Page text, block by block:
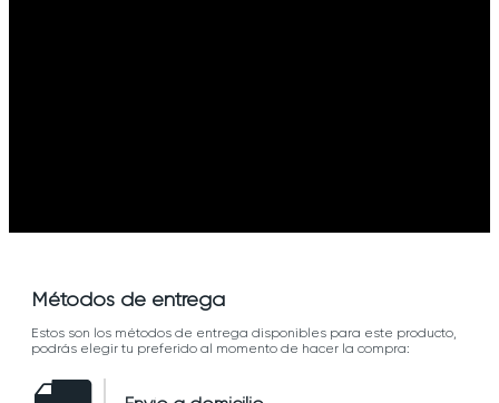
Métodos de entrega
Estos son los métodos de entrega disponibles para este producto,
podrás elegir tu preferido al momento de hacer la compra: